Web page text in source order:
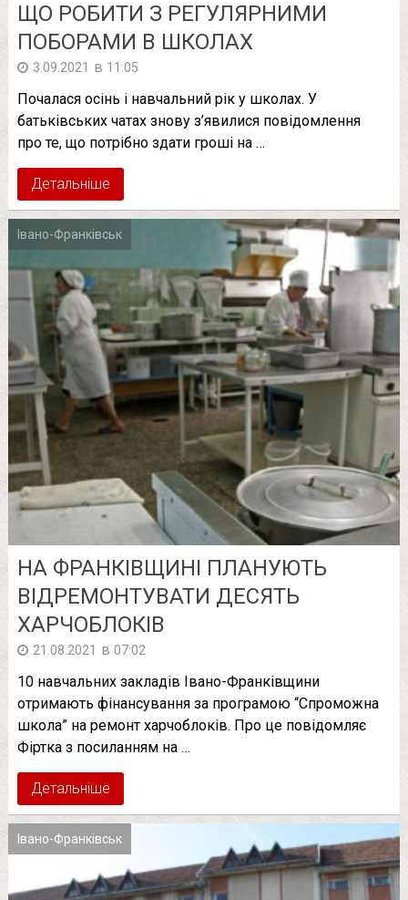
ЩО РОБИТИ З РЕГУЛЯРНИМИ
ПОБОРАМИ В ШКОЛАХ
3.09.2021 в 11:05
Почалася осінь і навчальний рік у школах. У
батьківських чатах знову з’явилися повідомлення
про те, що потрібно здати гроші на …
Детальніше
Івано-Франківськ
НА ФРАНКІВЩИНІ ПЛАНУЮТЬ
ВІДРЕМОНТУВАТИ ДЕСЯТЬ
ХАРЧОБЛОКІВ
21.08.2021 в 07:02
10 навчальних закладів Івано-Франківщини
отримають фінансування за програмою “Спроможна
школа” на ремонт харчоблоків. Про це повідомляє
Фіртка з посиланням на …
Детальніше
Івано-Франківськ